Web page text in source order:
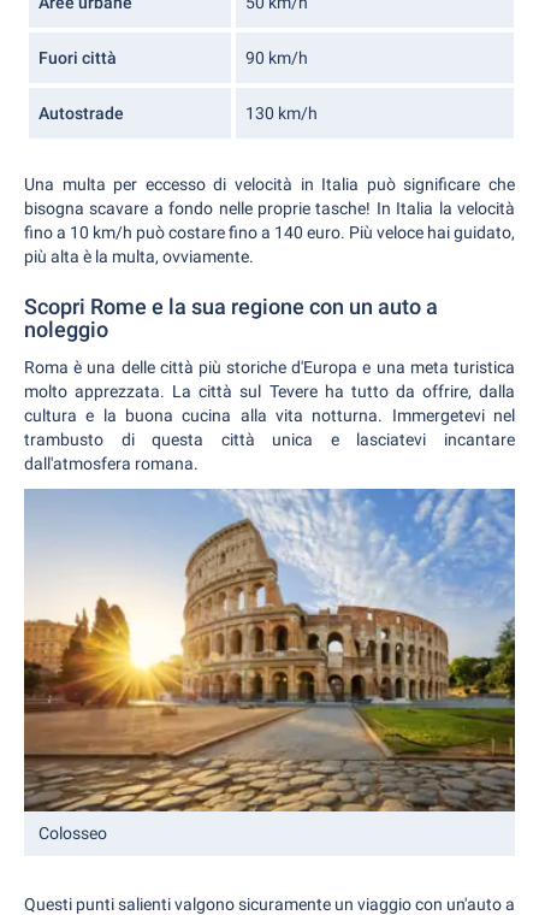
Fuori città 90 km/h
Autostrade 130 km/h
Una multa per eccesso di velocità in Italia può significare che
bisogna scavare a fondo nelle proprie tasche! In Italia la velocità
fino a 10 km/h può costare fino a 140 euro. Più veloce hai guidato,
più alta è la multa, ovviamente.
Scopri Rome e la sua regione con un auto a
noleggio
Roma è una delle città più storiche d'Europa e una meta turistica
molto apprezzata. La città sul Tevere ha tutto da offrire, dalla
cultura e la buona cucina alla vita notturna. Immergetevi nel
trambusto di questa città unica e lasciatevi incantare
dall'atmosfera romana.
Colosseo
Questi punti salienti valgono sicuramente un viaggio con un'auto a